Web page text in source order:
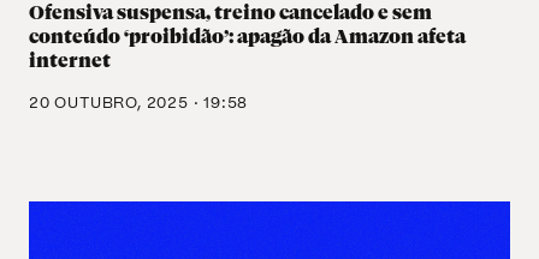
Ofensiva suspensa, treino cancelado e sem
conteúdo ‘proibidão’: apagão da Amazon afeta
internet
20 OUTUBRO, 2025 · 19:58